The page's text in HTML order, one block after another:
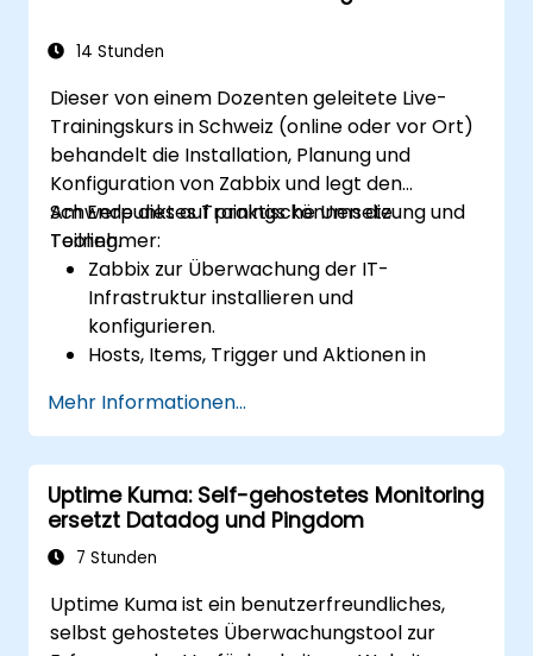
Professional selbstbewusst ablegen
14 Stunden
Dieser von einem Dozenten geleitete Live-
Trainingskurs in Schweiz (online oder vor Ort)
behandelt die Installation, Planung und
Konfiguration von Zabbix und legt den
Schwerpunkt auf praktische Umsetzung und
Tooling.
Am Ende dieses Trainings können die
Teilnehmer:
Zabbix zur Überwachung der IT-
Infrastruktur installieren und
konfigurieren.
Hosts, Items, Trigger und Aktionen in
Zabbix-Funktionen für Datenerfassung,
Alarmierung und Berichterstellung nutzen.
Zabbix in andere Tools und Plattformen
integrieren, um die Überwachung und
Automatisierung zu verbessern.
Mehr Informationen...
Uptime Kuma: Self-gehostetes Monitoring
ersetzt Datadog und Pingdom
7 Stunden
Uptime Kuma ist ein benutzerfreundliches,
selbst gehostetes Überwachungstool zur